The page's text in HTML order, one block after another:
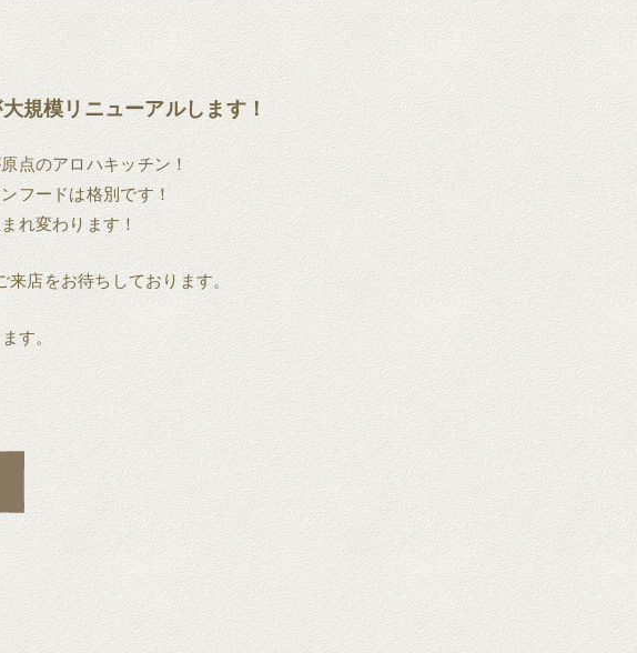
規模リニューアルします！
点のアロハキッチン！
フードは格別です！
れ変わります！
店をお待ちしております。
す。